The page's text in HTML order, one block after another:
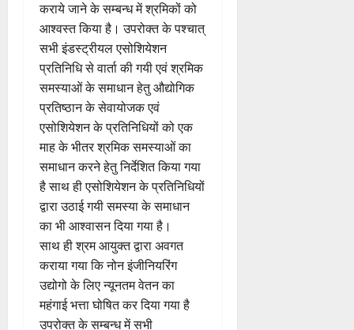
कराये जाने के सम्बन्ध में श्रमिकों को
आश्वस्त किया है। उपरोक्त के पश्चात्
सभी इंडस्ट्रीयल एसोशियेशन
प्रतिनिधि से वार्ता की गयी एवं श्रमिक
समस्याओं के समाधान हेतु औद्योगिक
प्रतिष्ठान के सेवायोजक एवं
एसोशियेशन के प्रतिनिधियों को एक
माह के भीतर श्रमिक समस्याओं का
समाधान करने हेतु निर्देशित किया गया
है साथ ही एसोशियेशन के प्रतिनिधियों
द्वारा उठाई गयी समस्या के समाधान
का भी आश्वासन दिया गया है।
साथ ही श्रम आयुक्त द्वारा अवगत
कराया गया कि नोन इंजीनियरिंग
उद्योगो के लिए न्यूनतम वेतन का
महंगाई भत्ता घोषित कर दिया गया है
उपरोक्त के सम्बन्ध में सभी